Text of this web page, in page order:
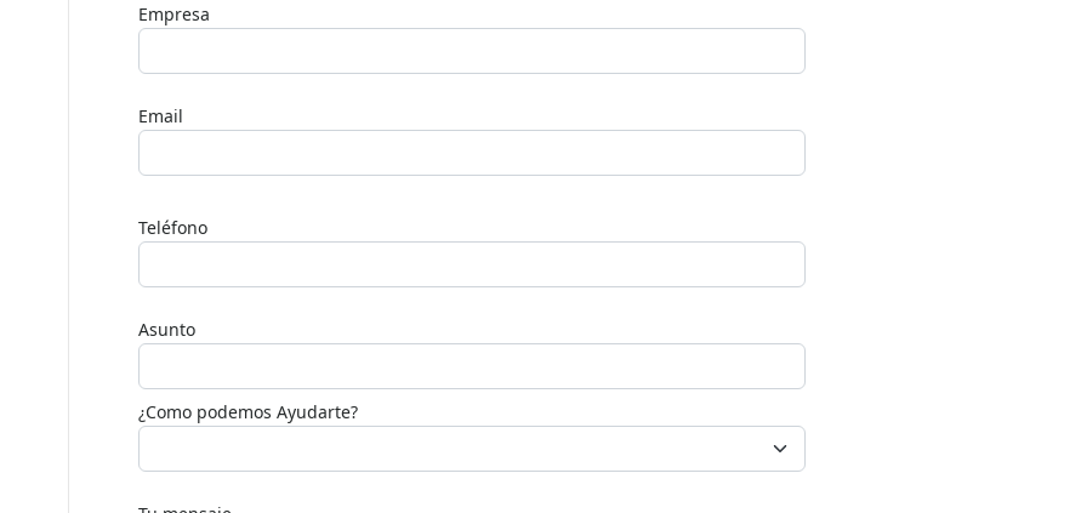
Empresa
Email
este
en
blanco,
por
Teléfono
Asunto
¿Como podemos Ayudarte?